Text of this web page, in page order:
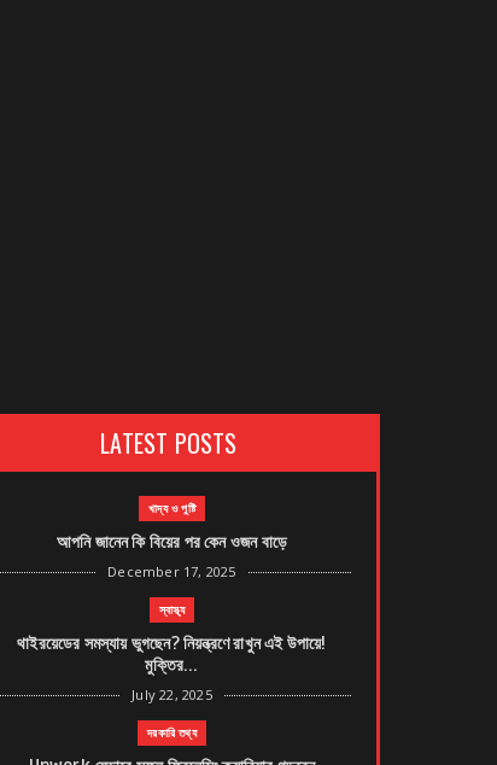
LATEST POSTS
খাদ্য ও পুষ্টি
আপনি জানেন কি বিয়ের পর কেন ওজন বাড়ে
December 17, 2025
স্বাস্থ্য
থাইরয়েডের সমস্যায় ভুগছেন? নিয়ন্ত্রণে রাখুন এই উপায়ে!
মুক্তির...
July 22, 2025
দরকারি তথ্য